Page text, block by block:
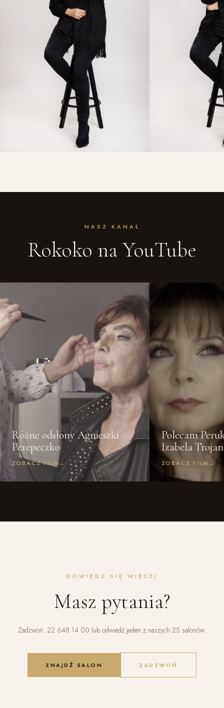
NASZ KANAŁ
Rokoko na YouTube
Różne odsłony Agnieszki
Perepeczko
ZOBACZ FILM→
Polecam
Izabela
ZOBACZ FILM →
DOWIEDZ SIĘ WIĘCEJ
Masz pytania?
Zadzwoń: 22 648 14 00 lub odwiedź jeden z naszych 25 salonów.
ZNAJDŹ SALON ZADZWOŃ